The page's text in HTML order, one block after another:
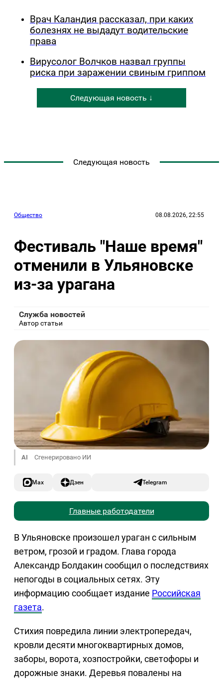
Врач Каландия рассказал, при каких
болезнях не выдадут водительские
права
Вирусолог Волчков назвал группы
риска при заражении свиным гриппом
Следующая новость ↓
Следующая новость
Общество 08.08.2026, 22:55
Фестиваль "Наше время"
отменили в Ульяновске
из-за урагана
Служба новостей
Автор статьи
AI Сгенерировано ИИ
Max Дзен Telegram
Главные работодатели
В Ульяновске произошел ураган с сильным
ветром, грозой и градом. Глава города
Александр Болдакин сообщил о последствиях
непогоды в социальных сетях. Эту
информацию сообщает издание Российская
газета.
Стихия повредила линии электропередач,
кровли десяти многоквартирных домов,
заборы, ворота, хозпостройки, светофоры и
дорожные знаки. Деревья повалены на